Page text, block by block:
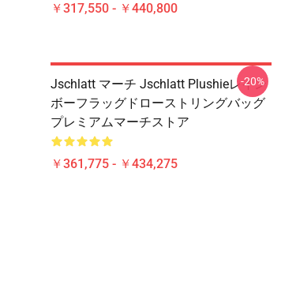
￥317,550 - ￥440,800
Jschlatt マーチ Jschlatt Plushieレイン
ボーフラッグドローストリングバッグ
プレミアムマーチストア
￥361,775 - ￥434,275
-20%